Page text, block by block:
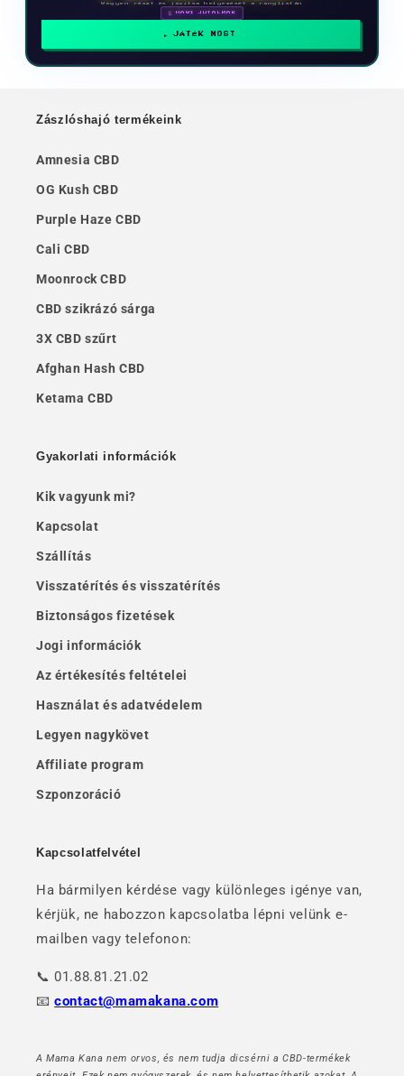
Vegyen részt és javítsa helyezését a ranglistán
🗓 HAVI JUTALMAK
JÁTÉK MOST
Zászlóshajó termékeink
Amnesia CBD
OG Kush CBD
Purple Haze CBD
Cali CBD
Moonrock CBD
CBD szikrázó sárga
3X CBD szűrt
Afghan Hash CBD
Ketama CBD
Gyakorlati információk
Kik vagyunk mi?
Kapcsolat
Szállítás
Visszatérítés és visszatérítés
Biztonságos fizetések
Jogi információk
Az értékesítés feltételei
Használat és adatvédelem
Legyen nagykövet
Affiliate program
Szponzoráció
Kapcsolatfelvétel
Ha bármilyen kérdése vagy különleges igénye van,
kérjük, ne habozzon kapcsolatba lépni velünk e-
mailben vagy telefonon:
📞 01.88.81.21.02
📧contact@mamakana.com
A Mama Kana nem orvos, és nem tudja dicsérni a CBD-termékek